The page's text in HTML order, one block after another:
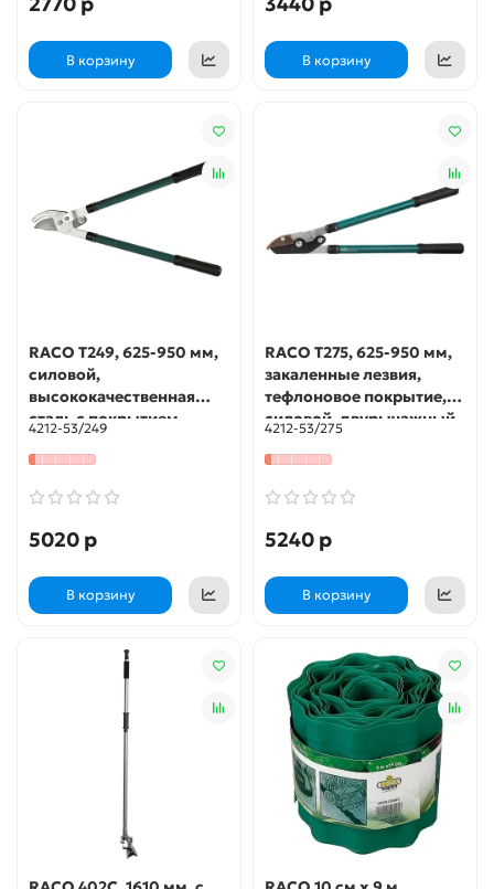
В корзину В корзину
RACO T249, 625-950 мм,
силовой,
высококачественная
сталь с покрытием
Hitekflon, двурычажный,
телескопический,
(4212-53/249)
4212-53/249
5020 р
В корзину
RACO T275, 625-950 мм,
закаленные лезвия,
тефлоновое покрытие,
силовой, двурычажный,
телескопический,
контактный сучкорез
4212-53/275
5240 р
В корзину